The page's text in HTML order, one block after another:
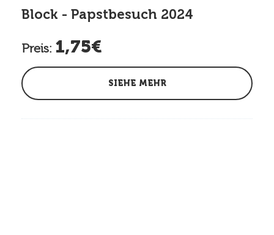
Block - Papstbesuch 2024
Preis: 1,75€
SIEHE MEHR